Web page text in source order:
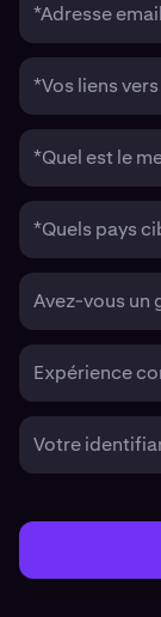
*Adresse
*Vos liens
*Quel est le
*Quels pays
Avez-vous un
Expérience
Votre